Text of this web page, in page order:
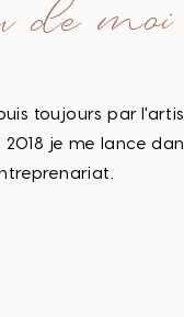
de moi
toujours par
2018 je me lance